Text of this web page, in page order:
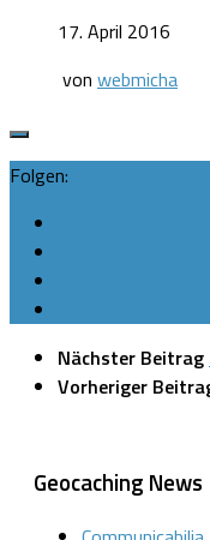
17. April 2016
von webmicha
Folgen:
Nächster Beitrag
Vorheriger
Geocaching News